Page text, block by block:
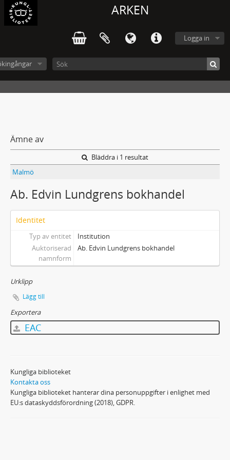
ARKEN
Logga in
Ämne av
Bläddra i 1 resultat
Malmö
Ab. Edvin Lundgrens bokhandel
Identitet
Typ av entitet
Institution
Auktoriserad
namnform
Ab. Edvin Lundgrens bokhandel
Urklipp
Lägg till
Exportera
EAC
Kungliga biblioteket
Kontakta oss
Kungliga biblioteket hanterar dina personuppgifter i enlighet med
EU:s dataskyddsförordning (2018), GDPR.